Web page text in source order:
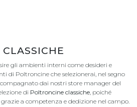
gli ambienti interni come desideri e
di Poltroncine che selezionerai, nel segno
dai nostri store manager del
di Poltroncine classiche, poiché
a competenza e dedizione nel campo.